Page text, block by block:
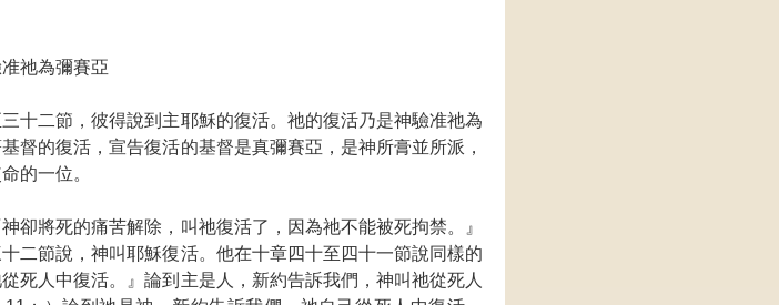
祂為彌賽亞
十二節，彼得說到主耶穌的復活。祂的復活乃是神驗准祂為
督的復活，宣告復活的基督是真彌賽亞，是神所膏並所派，
的一位。
卻將死的痛苦解除，叫祂復活了，因為祂不能被死拘禁。』
二節說，神叫耶穌復活。他在十章四十至四十一節說同樣的
死人中復活。』論到主是人，新約告訴我們，神叫祂從死人